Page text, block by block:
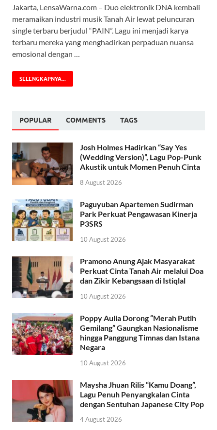
Jakarta, LensaWarna.com – Duo elektronik DNA kembali
meramaikan industri musik Tanah Air lewat peluncuran
single terbaru berjudul “PAIN”. Lagu ini menjadi karya
terbaru mereka yang menghadirkan perpaduan nuansa
emosional dengan …
SELENGKAPNYA...
POPULAR COMMENTS TAGS
Josh Holmes Hadirkan “Say Yes
(Wedding Version)”, Lagu Pop-Punk
Akustik untuk Momen Penuh Cinta
8 August 2026
Paguyuban Apartemen Sudirman
Park Perkuat Pengawasan Kinerja
P3SRS
10 August 2026
Pramono Anung Ajak Masyarakat
Perkuat Cinta Tanah Air melalui Doa
dan Zikir Kebangsaan di Istiqlal
10 August 2026
Poppy Aulia Dorong “Merah Putih
Gemilang” Gaungkan Nasionalisme
hingga Panggung Timnas dan Istana
Negara
10 August 2026
Maysha Jhuan Rilis “Kamu Doang”,
Lagu Penuh Penyangkalan Cinta
dengan Sentuhan Japanese City Pop
4 August 2026